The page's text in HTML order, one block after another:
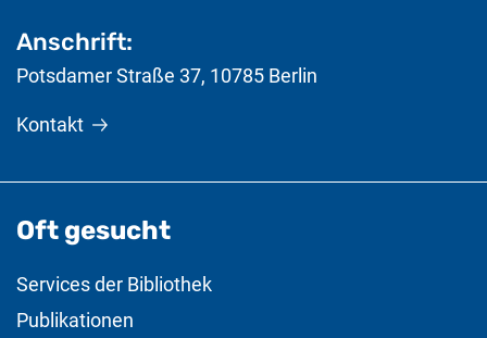
Anschrift:
Potsdamer Straße 37, 10785 Berlin
Kontakt
Oft gesucht
Services der Bibliothek
Publikationen